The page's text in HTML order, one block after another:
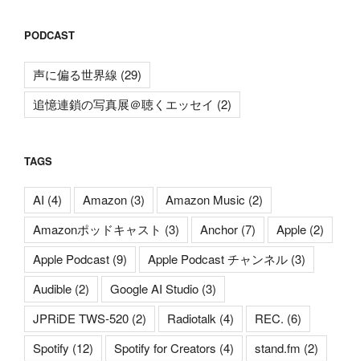
PODCAST
声に偏る世界線 (29)
追憶連鎖の写真展＠聴くエッセイ (2)
TAGS
AI (4) Amazon (3) Amazon Music (2)
Amazonポッドキャスト (3) Anchor (7) Apple (2)
Apple Podcast (9) Apple Podcast チャンネル (3)
Audible (2) Google AI Studio (3)
JPRiDE TWS-520 (2) Radiotalk (4) REC. (6)
Spotify (12) Spotify for Creators (4) stand.fm (2)